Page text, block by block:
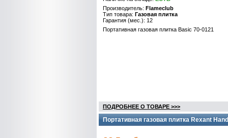
Производитель: Flameclub
Тип товара: Газовая плитка
Гарантия (мес.): 12
Портативная газовая плитка Basic 70-0121
ПОДРОБНЕЕ О ТОВАРЕ >>>
Портативная газовая плитка Rexant